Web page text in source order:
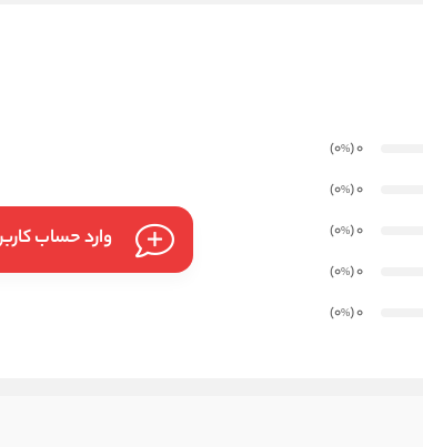
0
(0
%
)
0
(0
%
)
0
(0
%
)
0
(0
%
)
0
(0
%
)
وارد حساب